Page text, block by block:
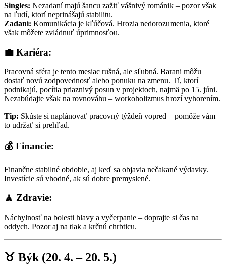
Singles: Nezadaní majú šancu zažiť vášnivý románik – pozor však
na ľudí, ktorí neprinášajú stabilitu.
Zadaní: Komunikácia je kľúčová. Hrozia nedorozumenia, ktoré
však môžete zvládnuť úprimnosťou.
💼 Kariéra:
Pracovná sféra je tento mesiac rušná, ale sľubná. Barani môžu
dostať novú zodpovednosť alebo ponuku na zmenu. Tí, ktorí
podnikajú, pocítia priaznivý posun v projektoch, najmä po 15. júni.
Nezabúdajte však na rovnováhu – workoholizmus hrozí vyhorením.
Tip: Skúste si naplánovať pracovný týždeň vopred – pomôže vám
to udržať si prehľad.
💰 Financie:
Finančne stabilné obdobie, aj keď sa objavia nečakané výdavky.
Investície sú vhodné, ak sú dobre premyslené.
🧘 Zdravie:
Náchylnosť na bolesti hlavy a vyčerpanie – doprajte si čas na
oddych. Pozor aj na tlak a krčnú chrbticu.
♉ Býk (20. 4. – 20. 5.)